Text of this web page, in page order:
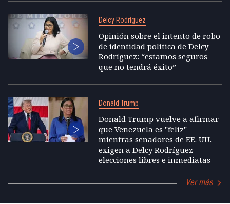
Delcy Rodríguez
Opinión sobre el intento de robo
de identidad política de Delcy
Rodríguez: “estamos seguros
que no tendrá éxito”
Donald Trump
Donald Trump vuelve a afirmar
que Venezuela es "feliz"
mientras senadores de EE. UU.
exigen a Delcy Rodríguez
elecciones libres e inmediatas
Ver más